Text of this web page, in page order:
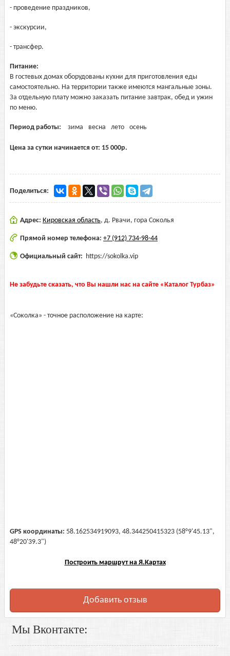
- проведение праздников,
- экскурсии,
- трансфер.
Питание:
В гостевых домах оборудованы кухни для приготовления еды
самостоятельно. На территории также имеются мангальные зоны.
За отдельную плату можно заказать питание завтрак, обед и ужин
по меню.
Период работы: зима весна лето осень
Цена за сутки начинается от: 15 000р.
Поделиться:
Адрес: Кировская область, д. Рвачи, гора Соколья
Прямой номер телефона: +7 (912) 734-98-44
Официальный сайт: https://sokolka.vip
Не забудьте сказать, что Вы нашли нас на сайте «Каталог Турбаз»
«Соколка» - точное расположение на карте:
GPS координаты: 58.162534919093, 48.344250415323 (58°9'45.13",
48°20'39.3")
Построить маршрут на Я.Картах
Добавить отзыв
Мы Вконтакте: